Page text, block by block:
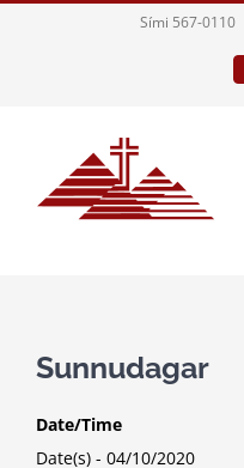
Sími 567-0110
Sunnudagar
Date/Time
Date(s) - 04/10/2020